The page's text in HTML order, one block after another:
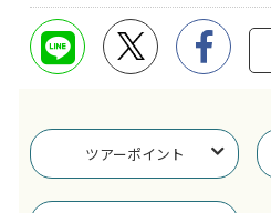
ツアーポイント